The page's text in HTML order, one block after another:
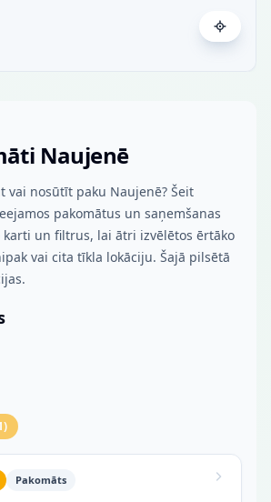
Naujenē
vai nosūtīt paku Naujenē? Šeit
pakomātus un saņemšanas
un filtrus, lai ātri izvēlētos ērtāko
vai cita tīkla lokāciju. Šajā pilsētā
)
Pakomāts